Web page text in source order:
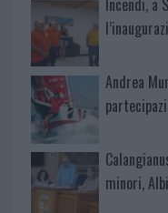
Incendi, a
Andrea
minori,